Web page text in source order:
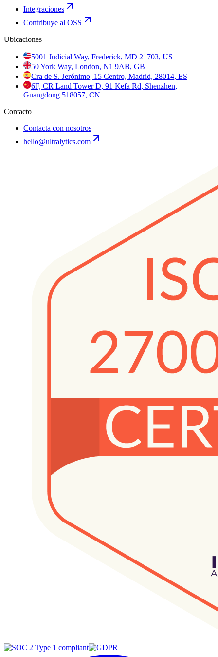
Integraciones
Contribuye al OSS
Ubicaciones
5001 Judicial Way, Frederick, MD 21703, US
50 York Way, London, N1 9AB, GB
Cra de S. Jerónimo, 15 Centro, Madrid, 28014, ES
6F, CR Land Tower D, 91 Kefa Rd, Shenzhen,
Guangdong 518057, CN
Contacto
Contacta con nosotros
hello@ultralytics.com